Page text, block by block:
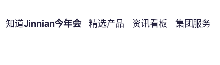
知道Jinnian今年会 精选产品 资讯看板 集团服务